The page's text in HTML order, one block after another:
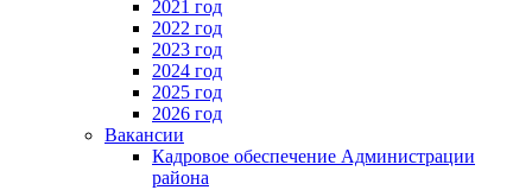
2021 год
2022 год
2023 год
2024 год
2025 год
2026 год
Вакансии
Кадровое обеспечение Администрации
района